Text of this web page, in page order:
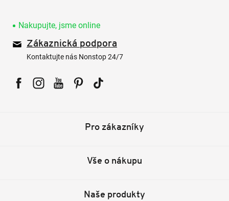
Nakupujte, jsme online
Zákaznická podpora
Kontaktujte nás Nonstop 24/7
Pro zákazníky
Vše o nákupu
Naše produkty